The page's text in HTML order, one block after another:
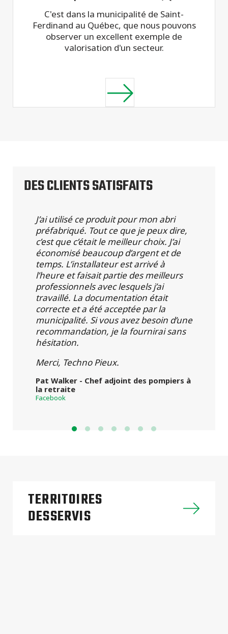
C'est dans la municipalité de Saint-
Ferdinand au Québec, que nous pouvons
observer un excellent exemple de
valorisation d'un secteur.
DES CLIENTS SATISFAITS
J’ai utilisé ce produit pour mon abri
préfabriqué. Tout ce que je peux dire,
c’est que c’était le meilleur choix. J’ai
économisé beaucoup d’argent et de
temps. L’installateur est arrivé à
l’heure et faisait partie des meilleurs
professionnels avec lesquels j’ai
travaillé. La documentation était
correcte et a été acceptée par la
municipalité. Si vous avez besoin d’une
recommandation, je la fournirai sans
hésitation.
Merci, Techno Pieux.
Pat Walker - Chef adjoint des pompiers à
la retraite
Facebook
TERRITOIRES
DESSERVIS